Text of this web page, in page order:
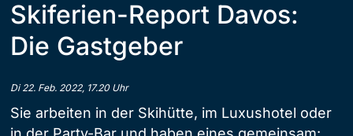
Skiferien-Report Davos:
Die Gastgeber
Di 22. Feb. 2022, 17.20 Uhr
Sie arbeiten in der Skihütte, im Luxushotel oder